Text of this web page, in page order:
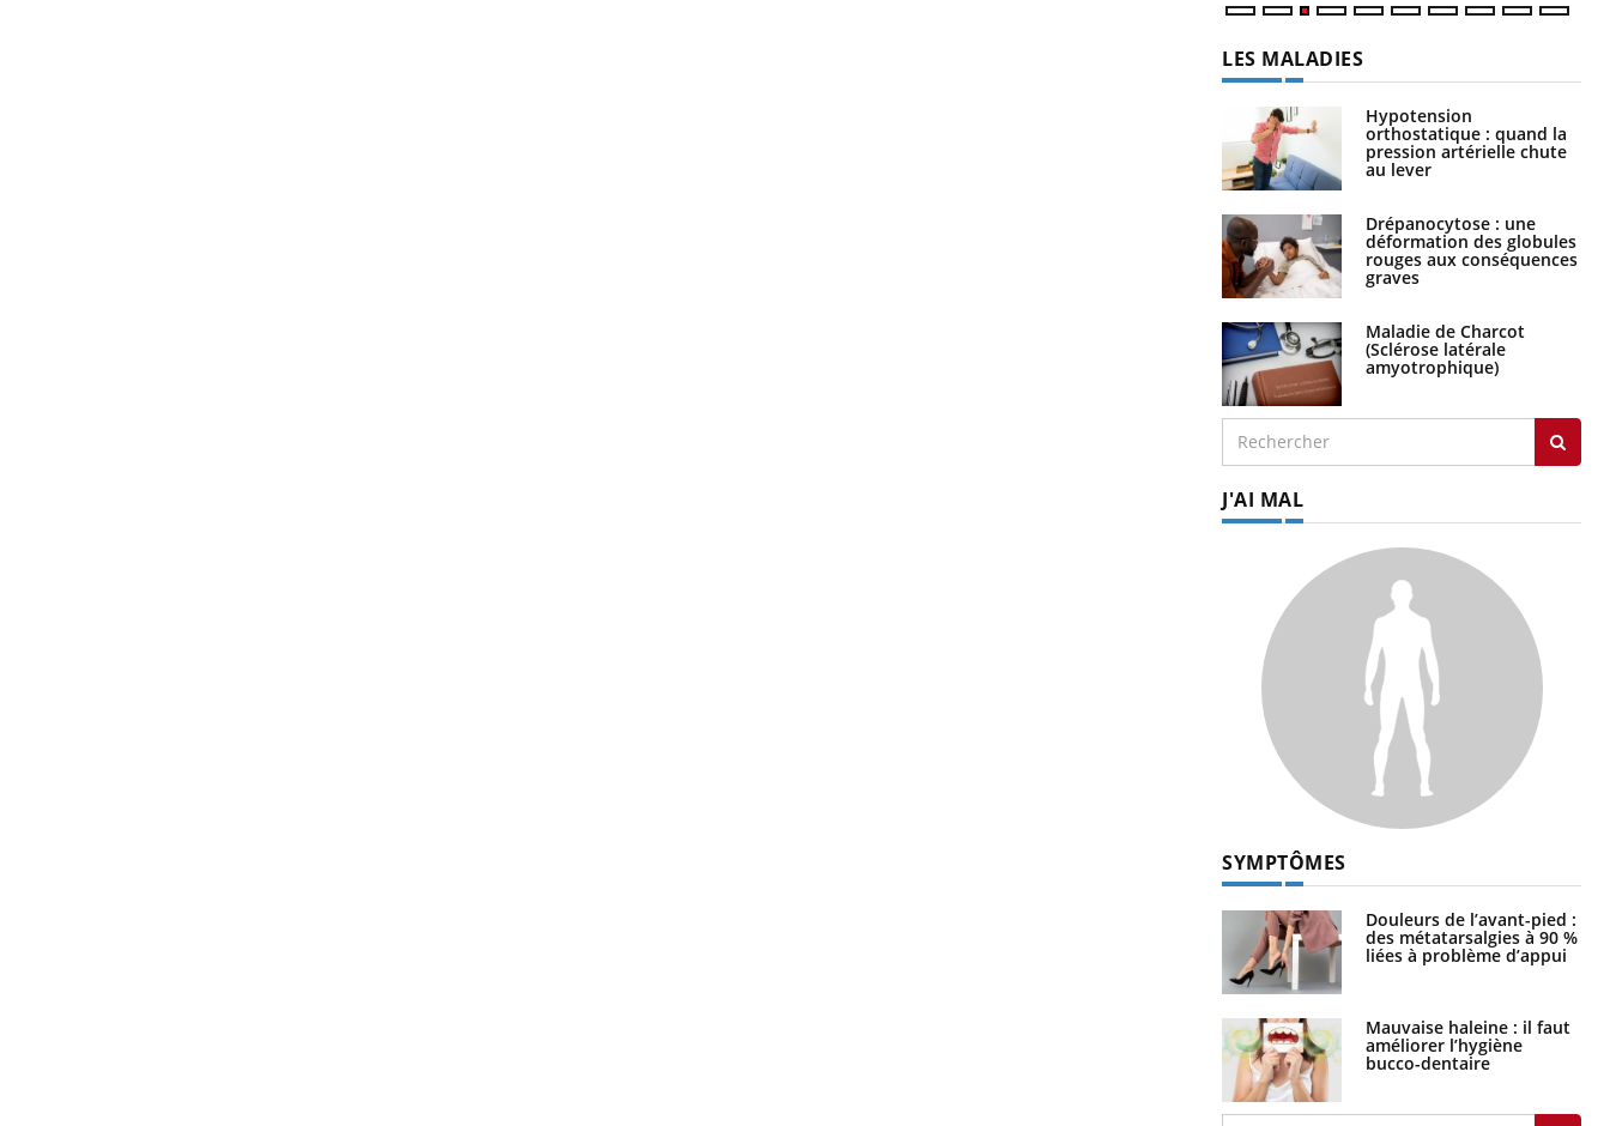
LES MALADIES
Hypotension
orthostatique : quand la
pression artérielle chute
au lever
Drépanocytose : une
déformation des globules
rouges aux conséquences
graves
Maladie de Charcot
(Sclérose latérale
amyotrophique)
J'AI MAL
SYMPTÔMES
Douleurs de l’avant-pied :
des métatarsalgies à 90 %
liées à problème d’appui
Mauvaise haleine : il faut
améliorer l’hygiène
bucco-dentaire